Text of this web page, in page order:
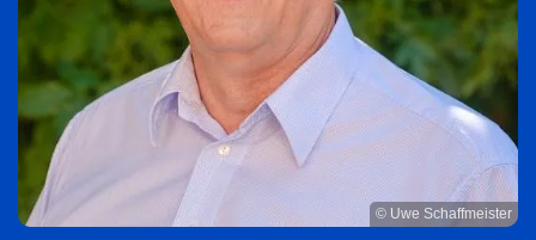
© Uwe Schaffmeister